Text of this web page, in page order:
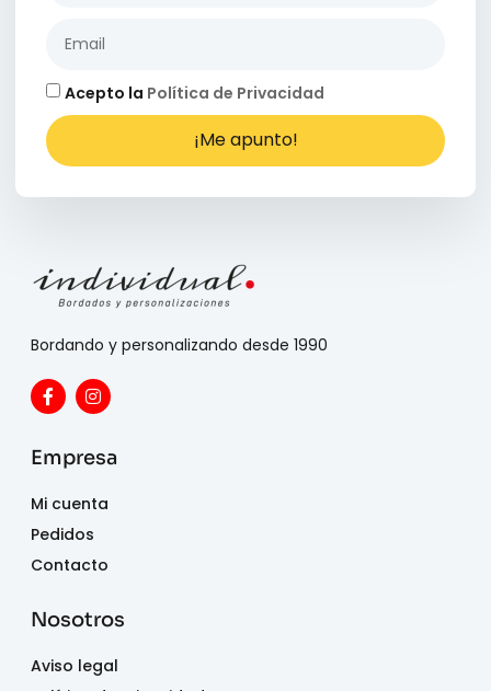
Acepto la Política de Privacidad
¡Me apunto!
Bordando y personalizando desde 1990
Empresa
Mi cuenta
Pedidos
Contacto
Nosotros
Aviso legal